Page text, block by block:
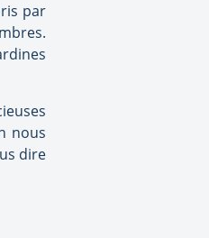
par
nous
dire